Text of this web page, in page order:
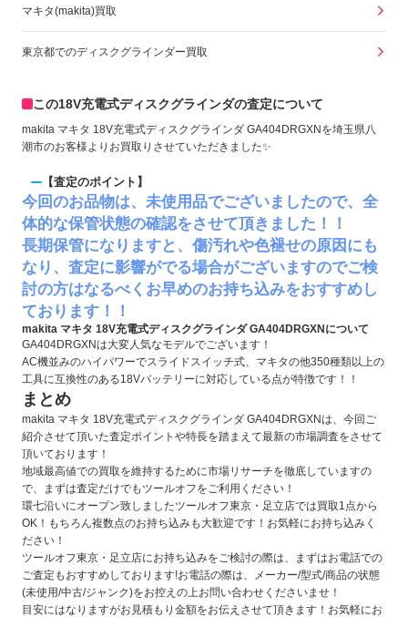
マキタ(makita)買取
東京都でのディスクグラインダー買取
この18V充電式ディスクグラインダの査定について
makita マキタ 18V充電式ディスクグラインダ GA404DRGXNを埼玉県八
潮市のお客様よりお買取りさせていただきました✨
【査定のポイント】
今回のお品物は、未使用品でございましたので、全
体的な保管状態の確認をさせて頂きました！！
長期保管になりますと、傷汚れや色褪せの原因にも
なり、査定に影響がでる場合がございますのでご検
討の方はなるべくお早めのお持ち込みをおすすめし
ております！！
makita マキタ 18V充電式ディスクグラインダ GA404DRGXNについて
GA404DRGXNは大変人気なモデルでございます！
AC機並みのハイパワーでスライドスイッチ式、マキタの他350種類以上の
工具に互換性のある18Vバッテリーに対応している点が特徴です！！
まとめ
makita マキタ 18V充電式ディスクグラインダ GA404DRGXNは、今回ご
紹介させて頂いた査定ポイントや特長を踏まえて最新の市場調査をさせて
頂いております！
地域最高値での買取を維持するために市場リサーチを徹底していますの
で、まずは査定だけでもツールオフをご利用ください！
環七沿いにオープン致しましたツールオフ東京・足立店では買取1点から
OK！もちろん複数点のお持ち込みも大歓迎です！お気軽にお持ち込みく
ださい！
ツールオフ東京・足立店にお持ち込みをご検討の際は、まずはお電話での
ご査定もおすすめしております!お電話の際は、メーカー/型式/商品の状態
(未使用/中古/ジャンク)をお控えの上お問い合わせくださいませ！
目安にはなりますがお見積もり金額をお伝えさせて頂きます！お気軽にお